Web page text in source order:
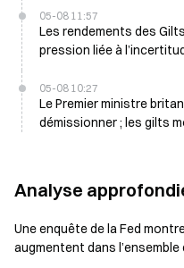
05-08 11:57
Les rendements des
pression liée à
05-08 10:27
Le Premier ministre
démissionner ; les gilts
Analyse
Une enquête de la Fed
augmentent dans